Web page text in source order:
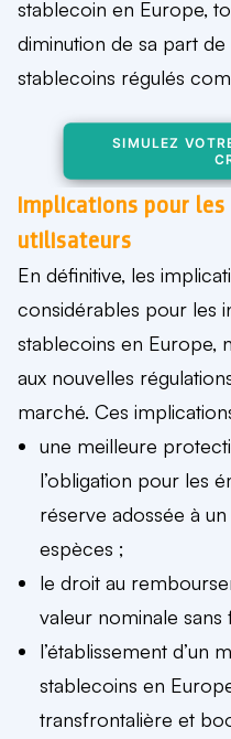
stablecoin en Europe,
diminution de sa part
stablecoins régulés
SIMULEZ
Implications pour
utilisateurs
En définitive, les
considérables pour les
stablecoins en Europe,
aux nouvelles
marché. Ces
une meilleure
l’obligation pour les
réserve adossée à
espèces ;
le droit au
valeur nominale sans
l’établissement d’un
stablecoins en
transfrontalière et